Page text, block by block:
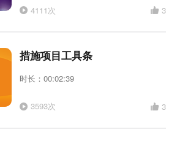
4111次 3
措施项目工具条
时长：00:02:39
3593次 3